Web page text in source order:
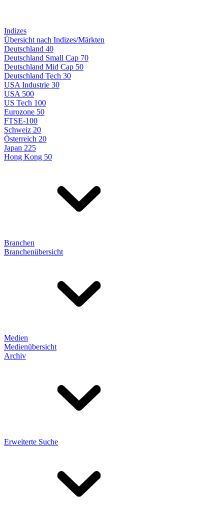
Indizes
Übersicht nach Indizes/Märkten
Deutschland 40
Deutschland Small Cap 70
Deutschland Mid Cap 50
Deutschland Tech 30
USA Industrie 30
USA 500
US Tech 100
Eurozone 50
FTSE-100
Schweiz 20
Österreich 20
Japan 225
Hong Kong 50
Branchen
Branchenübersicht
Medien
Medienübersicht
Archiv
Erweiterte Suche